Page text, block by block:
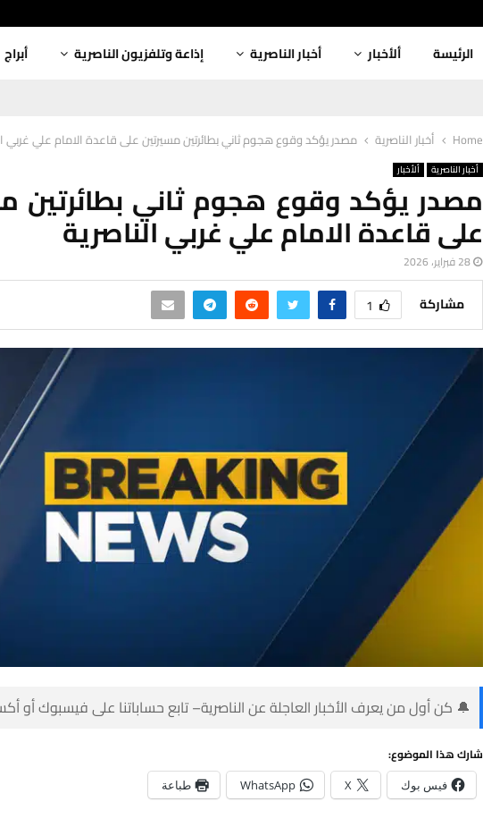
الرئيسة ألأخبار أخبار الناصرية إذاعة وتلفزيون الناصرية أبراج
Home أخبار الناصرية مصدر يؤكد وقوع هجوم ثاني بطائرتين مسيرتين على قاعدة الامام علي غربي
أخبار الناصرية ألأخبار
مصدر يؤكد وقوع هجوم ثاني بطائرتين
على قاعدة الامام علي غربي الناصرية
28 فبراير، 2026
مشاركة 1
🔔 كن أول من يعرف الأخبار العاجلة عن الناصرية– تابع حساباتنا على فيسبوك أو
شارك هذا الموضوع:
فيس بوك X
WhatsApp طباعة